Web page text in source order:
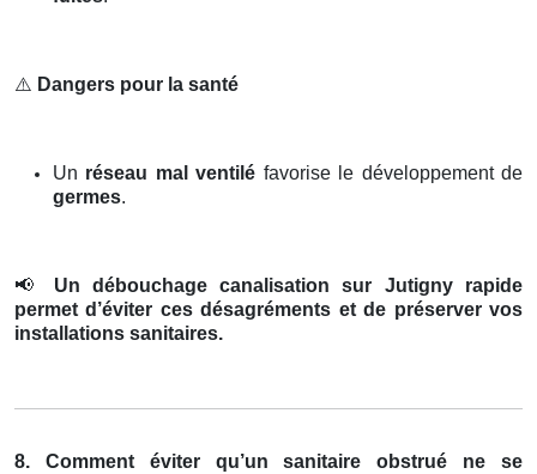
⚠️ Dangers pour la santé
Un réseau mal ventilé favorise le développement de
germes.
📢
Un débouchage canalisation sur Jutigny rapide
permet d’éviter ces désagréments et de préserver vos
installations sanitaires.
8. Comment éviter qu’un sanitaire obstrué ne se